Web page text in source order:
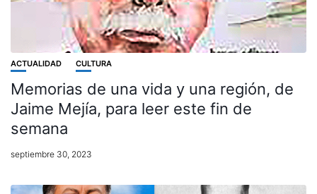
ACTUALIDAD CULTURA
Memorias de una vida y una región, de
Jaime Mejía, para leer este fin de
semana
septiembre 30, 2023